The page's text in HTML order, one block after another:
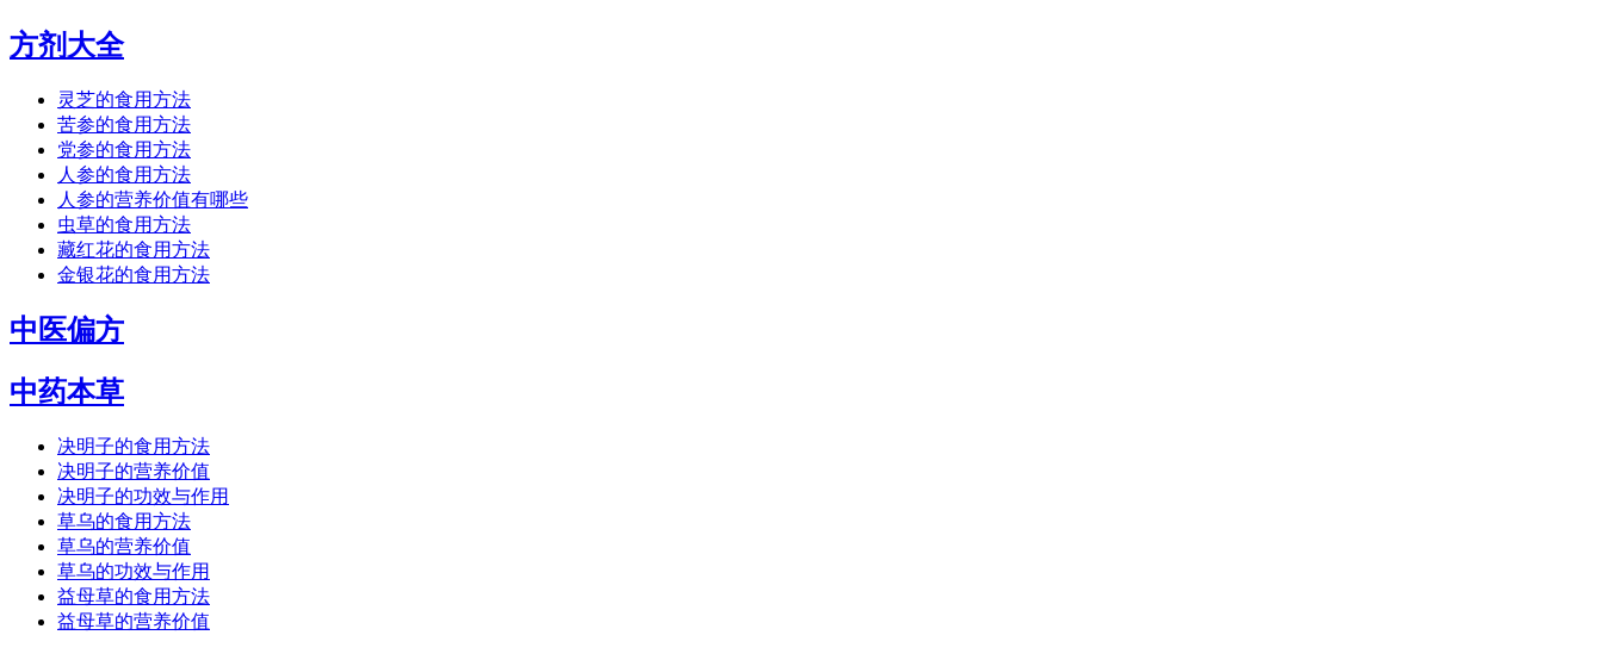
方剂大全
灵芝的食用方法
苦参的食用方法
党参的食用方法
人参的食用方法
人参的营养价值有哪些
虫草的食用方法
藏红花的食用方法
金银花的食用方法
中医偏方
中药本草
决明子的食用方法
决明子的营养价值
决明子的功效与作用
草乌的食用方法
草乌的营养价值
草乌的功效与作用
益母草的食用方法
益母草的营养价值